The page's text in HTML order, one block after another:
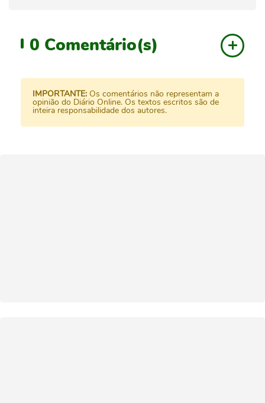
0 Comentário(s)
IMPORTANTE: Os comentários não representam a
opinião do Diário Online. Os textos escritos são de
inteira responsabilidade dos autores.